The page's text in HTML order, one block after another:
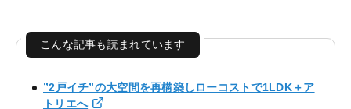
こんな記事も読まれています
”2戸イチ”の大空間を再構築しローコストで1LDK＋ア
トリエへ